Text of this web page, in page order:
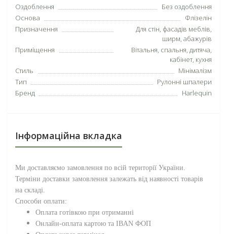
Оздоблення
Без оздоблення
Основа
Флізелін
Призначення
Для стін, фасадів меблів,
ширм, абажурів
Приміщення
Вітальня, спальня, дитяча,
кабінет, кухня
Стиль
Мінімалізм
Тип
Рулонні шпалери
Бренд
Harlequin
Інформаційна вкладка
Ми доставляємо замовлення по всій території України.
Терміни доставки замовлення залежать від наявності товарів
на складі.
Способи оплати:
Оплата готівкою при отриманні
Онлайн-оплата картою та IBAN ФОП